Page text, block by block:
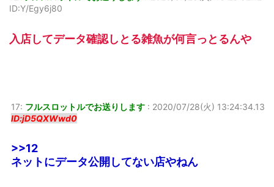
ID:Y/Egy6j80
入店してデータ確認しとる雑魚が何言っとるんや
17: フルスロットルでお送りします : 2020/07/28(火) 13:24:34.13
ID:jD5QXWwd0
>>12
ネットにデータ公開してない店やねん